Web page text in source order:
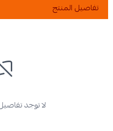
تفاصيل المنتج
لا توجد